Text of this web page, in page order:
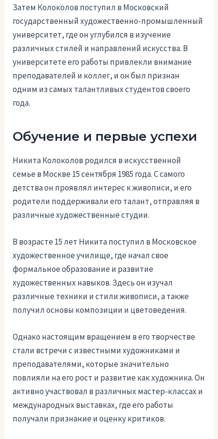
Затем Колоколов поступил в Московский
государственный художественно-промышленный
университет, где он углубился в изучение
различных стилей и направлений искусства. В
университете его работы привлекли внимание
преподавателей и коллег, и он был признан
одним из самых талантливых студентов своего
года.
Обучение и первые успехи
Никита Колоколов родился в искусственной
семье в Москве 15 сентября 1985 года. С самого
детства он проявлял интерес к живописи, и его
родители поддерживали его талант, отправляя в
различные художественные студии.
В возрасте 15 лет Никита поступил в Московское
художественное училище, где начал свое
формальное образование и развитие
художественных навыков. Здесь он изучал
различные техники и стили живописи, а также
получил основы композиции и цветоведения.
Однако настоящим вращением в его творчестве
стали встречи с известными художниками и
преподавателями, которые значительно
повлияли на его рост и развитие как художника. Он
активно участвовал в различных мастер-классах и
международных выставках, где его работы
получали признание и оценку критиков.